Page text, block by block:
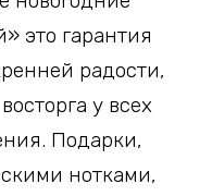
это гарантия
радости,
у всех
Подарки,
нотками,